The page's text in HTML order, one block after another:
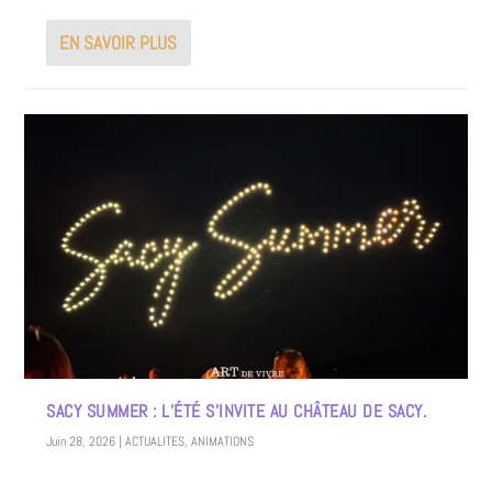
EN SAVOIR PLUS
SACY SUMMER : L’ÉTÉ S’INVITE AU CHÂTEAU DE SACY.
Juin 28, 2026 |ACTUALITES,ANIMATIONS